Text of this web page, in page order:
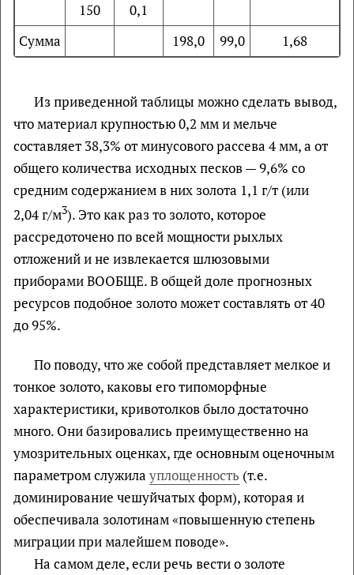
150
0,1
Сумма 198,0 99,0 1,68
Из приведенной таблицы можно сделать вывод,
что материал крупностью 0,2 мм и мельче
составляет 38,3% от минусового рассева 4 мм, а от
общего количества исходных песков — 9,6% со
средним содержанием в них золота 1,1 г/т (или
2,04 г/м3). Это как раз то золото, которое
рассредоточено по всей мощности рыхлых
отложений и не извлекается шлюзовыми
приборами ВООБЩЕ. В общей доле прогнозных
ресурсов подобное золото может составлять от 40
до 95%.
По поводу, что же собой представляет мелкое и
тонкое золото, каковы его типоморфные
характеристики, кривотолков было достаточно
много. Они базировались преимущественно на
умозрительных оценках, где основным оценочным
параметром служила уплощенность (т.е.
доминирование чешуйчатых форм), которая и
обеспечивала золотинам «повышенную степень
миграции при малейшем поводе».
На самом деле, если речь вести о золоте